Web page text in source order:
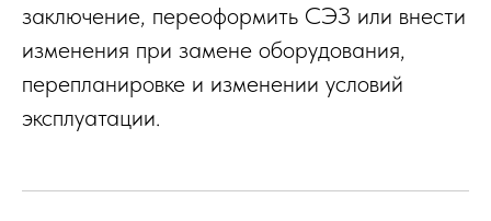
заключение, переоформить СЭЗ или внести
изменения при замене оборудования,
перепланировке и изменении условий
эксплуатации.